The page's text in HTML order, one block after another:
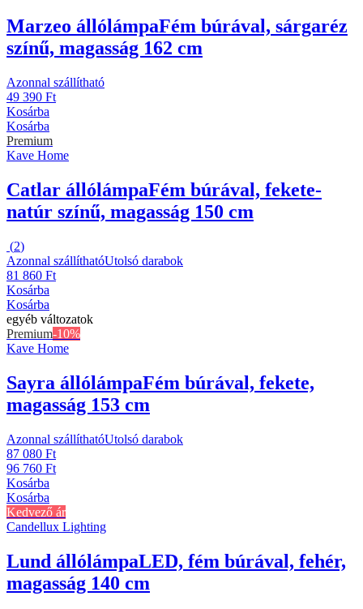
Marzeo állólámpaFém búrával, sárgaréz
színű, magasság 162 cm
Azonnal szállítható
49 390 Ft
Kosárba
Kosárba
Premium
Kave Home
Catlar állólámpaFém búrával, fekete-
natúr színű, magasság 150 cm
(2)
Azonnal szállíthatóUtolsó darabok
81 860 Ft
Kosárba
Kosárba
egyéb változatok
Premium-10%
Kave Home
Sayra állólámpaFém búrával, fekete,
magasság 153 cm
Azonnal szállíthatóUtolsó darabok
87 080 Ft
96 760 Ft
Kosárba
Kosárba
Kedvező ár
Candellux Lighting
Lund állólámpaLED, fém búrával, fehér,
magasság 140 cm